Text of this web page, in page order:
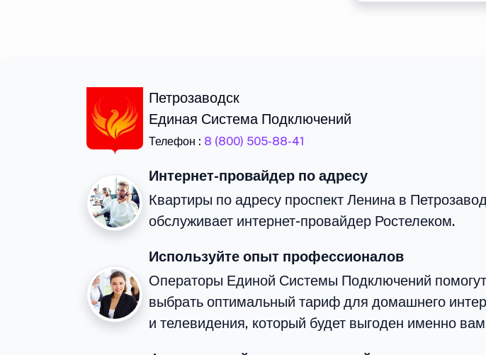
Петрозаводск
Единая Система Подключений
Телефон : 8 (800) 505-88-41
Интернет-провайдер по адресу
Квартиры по адресу проспект Ленина в
обслуживает интернет-провайдер Ростелеком.
Используйте опыт профессионалов
Операторы Единой Системы Подключений помогут
выбрать оптимальный тариф для домашнего
и телевидения, который будет выгоден именно